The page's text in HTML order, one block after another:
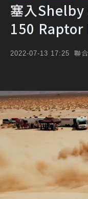
塞入Shelby
150 Raptor
2022-07-13 17:25 聯